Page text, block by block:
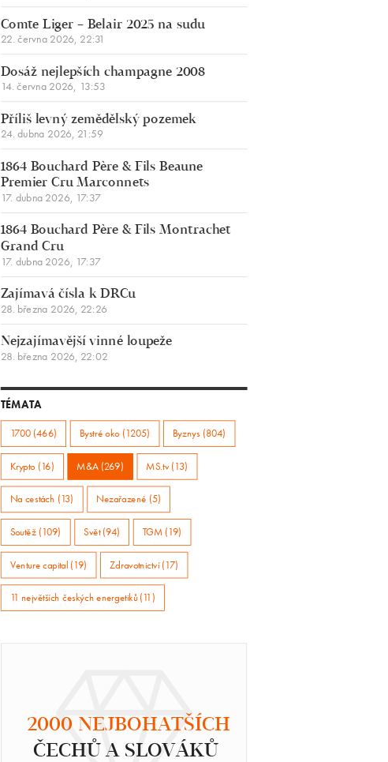
Comte Liger – Belair 2025 na sudu
22. června 2026, 22:31
Dosáž nejlepších champagne 2008
14. června 2026, 13:53
Příliš levný zemědělský pozemek
24. dubna 2026, 21:59
1864 Bouchard Père & Fils Beaune
Premier Cru Marconnets
17. dubna 2026, 17:37
1864 Bouchard Père & Fils Montrachet
Grand Cru
17. dubna 2026, 17:37
Zajímavá čísla k DRCu
28. března 2026, 22:26
Nejzajímavější vinné loupeže
28. března 2026, 22:02
TÉMATA
1700 (466) Bystré oko (1205) Byznys (804)
Krypto (16) M&A (269) MS.tv (13)
Na cestách (13) Nezařazené (5)
Soutěž (109) Svět (94) TGM (19)
Venture capital (19) Zdravotnictví (17)
11 největších českých energetiků (11)
2000 NEJBOHATŠÍCH
ČECHŮ A SLOVÁKŮ